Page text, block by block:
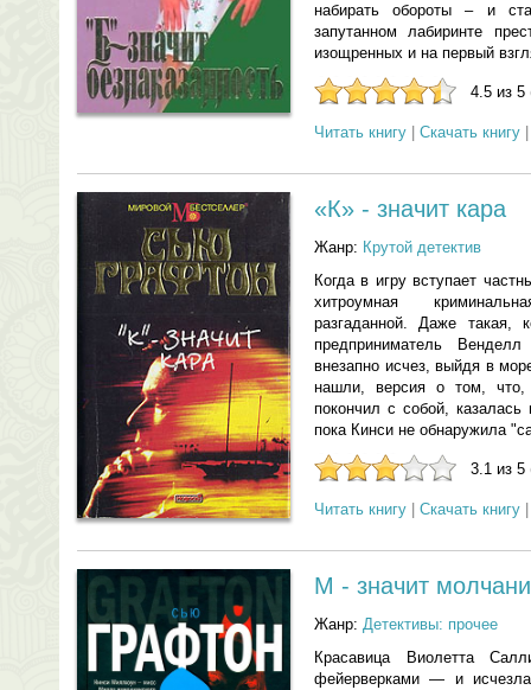
набирать обороты – и
запутанном лабиринте
изощренных и на первый
4.5 из 5
Читать книгу Скачать книгу
«К» - значит кара
Жанр: Крутой детектив
Когда в игру вступает
хитроумная
разгаданной. Даже такая,
предприниматель
внезапно исчез, выйдя в
нашли, версия о том,
покончил с собой,
пока Кинси не обнаружила
3.1 из 5
Читать книгу Скачать книгу
М - значит
Жанр: Детективы: прочее
Красавица Виолетта
фейерверками — и